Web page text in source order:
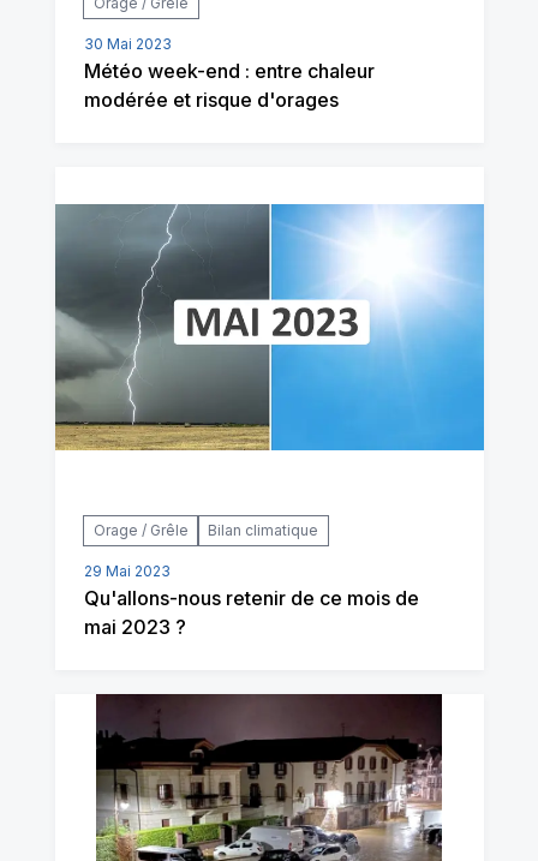
30 Mai 2023
Météo week-end : entre chaleur
modérée et risque d'orages
Orage / Grêle Bilan climatique
29 Mai 2023
Qu'allons-nous retenir de ce mois de
mai 2023 ?